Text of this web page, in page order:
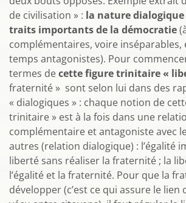
de civilisation » : la nature dialogique
traits importants de la démocratie
complémentaires, voire inséparables,
temps antagonistes). Pour
termes decette figure trinitaire «
fraternité » sont selon lui dans des
« dialogiques » : chaque notion de
trinitaire » est à la fois dans une
complémentaire et antagoniste avec
autres (relation dialogique) : l’égalité
liberté sans réaliser la fraternité ; la
l’égalité et la fraternité. Pour que la
développer (c’est ce qui assure le